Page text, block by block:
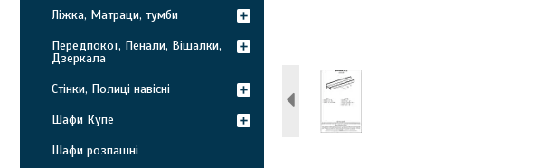
Ліжка, Матраци, тумби
Передпокої, Пенали, Вішалки,
Дзеркала
Стінки, Полиці навісні
Шафи Купе
Шафи розпашні